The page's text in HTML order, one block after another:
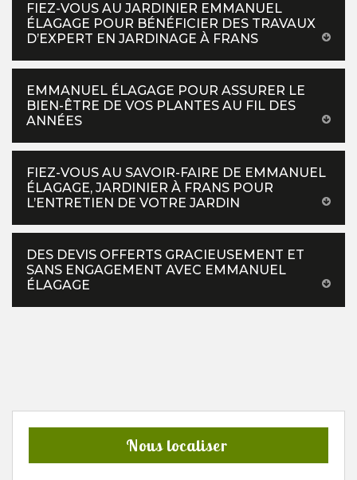
FIEZ-VOUS AU JARDINIER EMMANUEL
ÉLAGAGE POUR BÉNÉFICIER DES TRAVAUX
D’EXPERT EN JARDINAGE À FRANS
EMMANUEL ÉLAGAGE POUR ASSURER LE
BIEN-ÊTRE DE VOS PLANTES AU FIL DES
ANNÉES
FIEZ-VOUS AU SAVOIR-FAIRE DE EMMANUEL
ÉLAGAGE, JARDINIER À FRANS POUR
L’ENTRETIEN DE VOTRE JARDIN
DES DEVIS OFFERTS GRACIEUSEMENT ET
SANS ENGAGEMENT AVEC EMMANUEL
ÉLAGAGE
Nous localiser